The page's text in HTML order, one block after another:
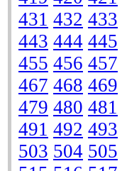
431 432 433
443 444 445
455 456 457
467 468 469
479 480 481
491 492 493
503 504 505